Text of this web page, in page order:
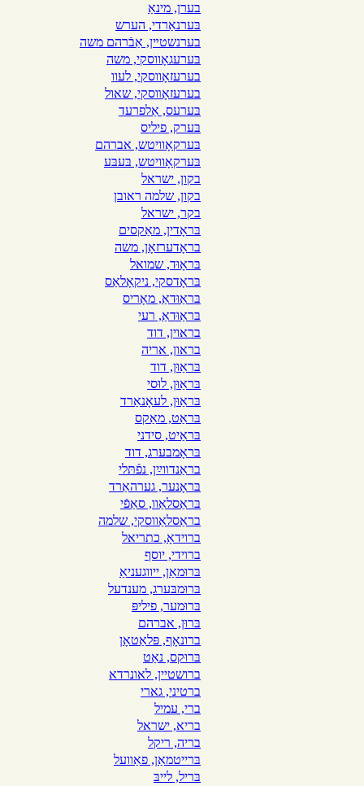
בערן, מינאַ
בּערנאַרדי, הערש
בערנשטײן, אַבֿרהם משה
בּערעגאָווסקי, משה
בערעזאָווסקי, לעוו
בערעזאָװסקי, שאול
בּערעס, אַלפרעד
בּערק, פיליס
בּערקאָוויטש, אברהם
בּערקאָוויטש, בּעבּע
בקון, ישראל
בקון, שלמה ראובן
בקר, ישראל
בּראָדין, מאַקסים
בראָדערזאָן, משה
בּראָוּד, שמואל
בּראָדסקי, ניקאָלאַס
בּראַוּדאַ, מאָריס
בּראַוּדאַ, רעי
בראוין, דוד
בראון, אריה
בּראַוּן, דוד
בּראַוּן, לוּסי
בּראַוּן, לעאָנאַרד
בּראַט, מאַקס
בּראַיט, סידני
בּראָמבערג, דוד
בראַנדװײַן, נפֿתּלי
בּראָנער, גערהאַרד
בּראַסלאַוו, סאַפֿי
בראַסלאַווסקי, שלמה
ברוידאָ, כתריאל
ברױדי, יוסף
בּרוּמאַן, ייווגעניאַ
בּרוּמבּערג, מענדעל
בּרוּמער, פיליפּ
בּרוּן, אברהם
ברונאָף, פּלאַטאָן
בּרוּקס, נאַט
ברושטיין, לאונרדא
ברטיני, גארי
ברי, עמיל
בריא, ישראל
בריה, ריקל
בּרייטמאַן, פאַוועל
בּריל, לייבּ